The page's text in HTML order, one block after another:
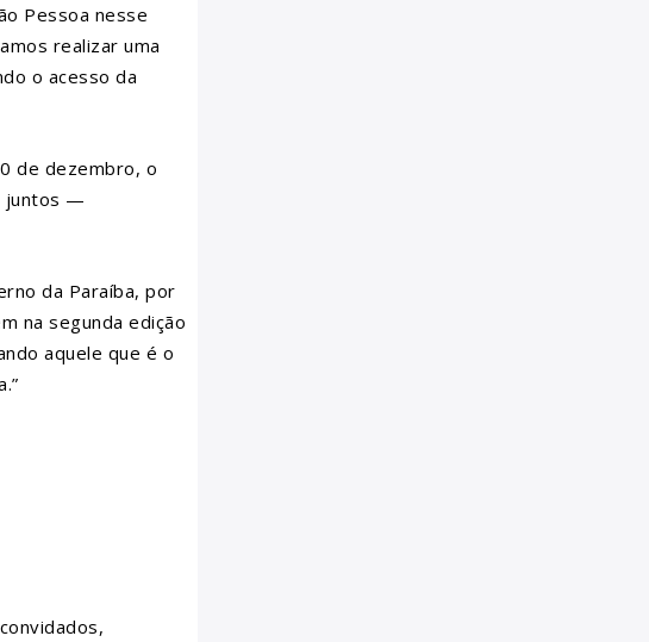
Pessoa nesse
realizar uma
o acesso da
de dezembro, o
juntos —
da Paraíba, por
na segunda edição
aquele que é o